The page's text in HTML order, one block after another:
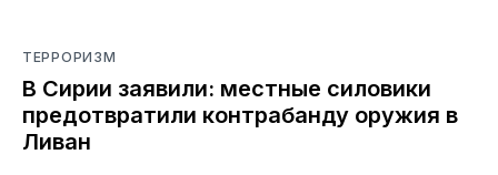
ТЕРРОРИЗМ
В Сирии заявили: местные силовики
предотвратили контрабанду оружия в
Ливан